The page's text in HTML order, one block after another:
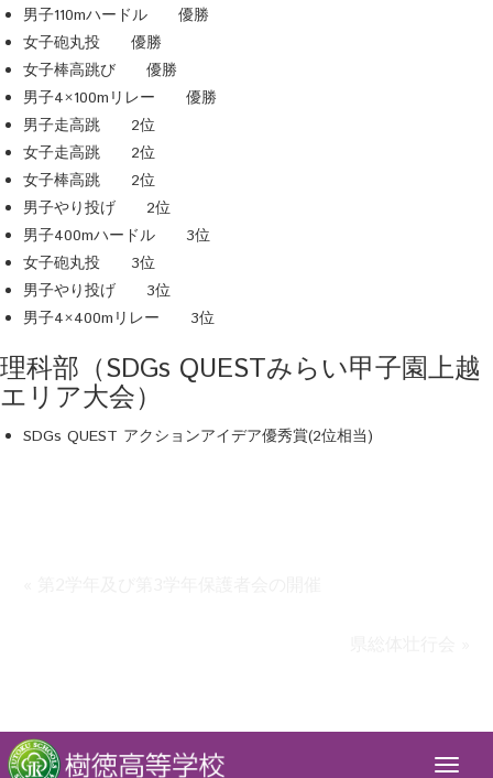
男子110mハードル 優勝
女子砲丸投 優勝
女子棒高跳び 優勝
男子4×100mリレー 優勝
男子走高跳 2位
女子走高跳 2位
女子棒高跳 2位
男子やり投げ 2位
男子400mハードル 3位
女子砲丸投 3位
男子やり投げ 3位
男子4×400mリレー 3位
理科部（SDGs QUESTみらい甲子園上越
エリア大会）
SDGs QUEST アクションアイデア優秀賞(2位相当)